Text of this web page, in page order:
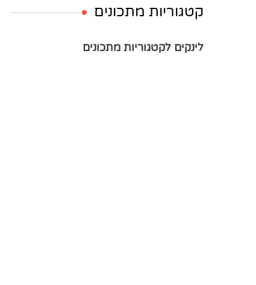
קטגוריות מתכונים
לינקים לקטגוריות מתכונים